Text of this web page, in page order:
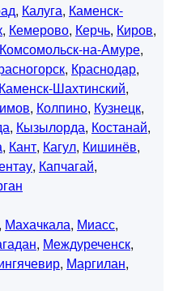
, Калуга, Каменск-
, Кемерово, Керчь, Киров,
Комсомольск-на-Амуре,
, Краснодар,
Каменск-Шахтинский,
, Колпино, Кузнецк,
, Кызылорда, Костанай,
, Кант, Кагул, Кишинёв,
, Капчагай,
, Махачкала, Миасс,
, Междуреченск,
, Маргилан,